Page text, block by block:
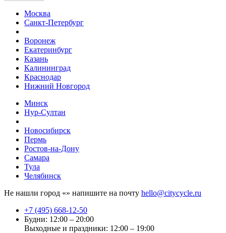
Москва
Санкт-Петербург
Воронеж
Екатеринбург
Казань
Калининград
Краснодар
Нижний Новгород
Минск
Нур-Султан
Новосибирск
Пермь
Ростов-на-Дону
Самара
Тула
Челябинск
Не нашли город «» напишите на почту hello@citycycle.ru
+7 (495) 668-12-50
Будни: 12:00 – 20:00
Выходные и праздники: 12:00 – 19:00